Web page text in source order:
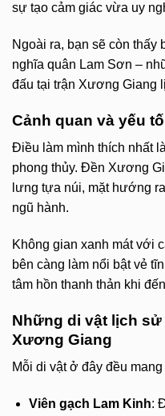
sự tạo cảm giác vừa uy
Ngoài ra, bạn sẽ còn thấy
nghĩa quân Lam Sơn –
đấu tại trận Xương Giang
Cảnh quan và yếu
Điều làm mình thích nhất
phong thủy. Đền Xương
lưng tựa núi, mặt hướng
ngũ hành.
Không gian xanh mát với
bên càng làm nổi bật vẻ
tâm hồn thanh thản khi
Những di vật lịch
Xương Giang
Mỗi di vật ở đây đều
Viên gạch Lam Kinh: